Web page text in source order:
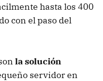
hasta los 400
con el paso del
la solución
servidor en